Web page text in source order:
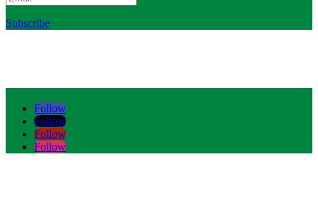
Subscribe
Follow
Follow
Follow
Follow